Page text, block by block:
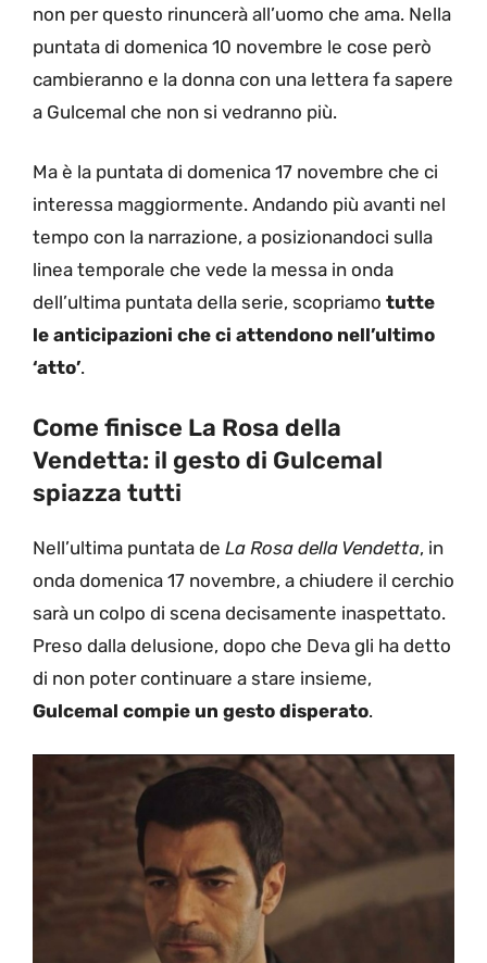
non per questo rinuncerà all’uomo che ama. Nella
puntata di domenica 10 novembre le cose però
cambieranno e la donna con una lettera fa sapere
a Gulcemal che non si vedranno più.
Ma è la puntata di domenica 17 novembre che ci
interessa maggiormente. Andando più avanti nel
tempo con la narrazione, a posizionandoci sulla
linea temporale che vede la messa in onda
dell’ultima puntata della serie, scopriamo tutte
le anticipazioni che ci attendono nell’ultimo
‘atto’.
Come finisce La Rosa della
Vendetta: il gesto di Gulcemal
spiazza tutti
Nell’ultima puntata de La Rosa della Vendetta, in
onda domenica 17 novembre, a chiudere il cerchio
sarà un colpo di scena decisamente inaspettato.
Preso dalla delusione, dopo che Deva gli ha detto
di non poter continuare a stare insieme,
Gulcemal compie un gesto disperato.